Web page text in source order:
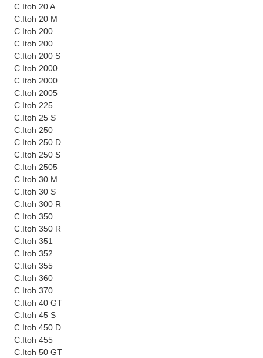
C.Itoh 20 A
C.Itoh 20 M
C.Itoh 200
C.Itoh 200
C.Itoh 200 S
C.Itoh 2000
C.Itoh 2000
C.Itoh 2005
C.Itoh 225
C.Itoh 25 S
C.Itoh 250
C.Itoh 250 D
C.Itoh 250 S
C.Itoh 2505
C.Itoh 30 M
C.Itoh 30 S
C.Itoh 300 R
C.Itoh 350
C.Itoh 350 R
C.Itoh 351
C.Itoh 352
C.Itoh 355
C.Itoh 360
C.Itoh 370
C.Itoh 40 GT
C.Itoh 45 S
C.Itoh 450 D
C.Itoh 455
C.Itoh 50 GT